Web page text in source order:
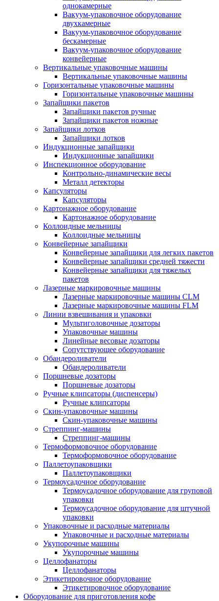
однокамерные
Вакуум-упаковочное оборудование
двухкамерные
Вакуум-упаковочное оборудование
беcкамерные
Вакуум-упаковочное оборудование
конвейерные
Вертикальные упаковочные машины
Вертикальные упаковочные машины
Горизонтальные упаковочные машины
Горизонтальные упаковочные машины
Запайщики пакетов
Запайщики пакетов ручные
Запайщики пакетов ножные
Запайщики лотков
Запайщики лотков
Индукционные запайщики
Индукционные запайщики
Инспекционное оборудование
Контрольно-динамические весы
Металл детекторы
Капсуляторы
Капсуляторы
Картонажное оборудование
Картонажное оборудование
Коллоидные мельницы
Коллоидные мельницы
Конвейерные запайщики
Конвейерные запайщики для легких пакетов
Конвейерные запайщики средней тяжести
Конвейерные запайщики для тяжелых
пакетов
Лазерные маркировочные машины
Лазерные маркировочные машины CLM
Лазерные маркировочные машины FLM
Линии взвешивания и упаковки
Мультиголовочные дозаторы
Упаковочные машины
Линейные весовые дозаторы
Сопутствующее оборудование
Обандероливатели
Обандероливатели
Поршневые дозаторы
Поршневые дозаторы
Ручные клипсаторы (диспенсеры)
Ручные клипсаторы
Скин-упаковочные машины
Скин-упаковочные машины
Стреппинг-машины
Стреппинг-машины
Термоформовочное оборудование
Термоформовочное оборудование
Паллетоупаковщики
Паллетоупаковщики
Термоусадочное оборудование
Термоусадочное оборудование для груповой
упаковки
Термоусадочное оборудование для штучной
упаковки
Упаковочные и расходные материалы
Упаковочные и расходные материалы
Укупорочные машины
Укупорочные машины
Целлофанаторы
Целлофанаторы
Этикетировочное оборудование
Этикетировочное оборудование
Оборудование для приготовления кофе